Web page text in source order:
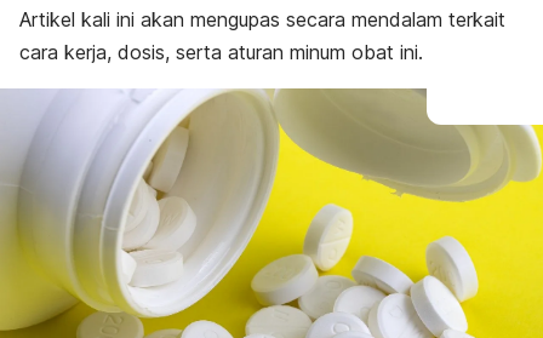
Peringatan dan perhatian saat pakai obat probenesid
Apakah obat probenesid aman untuk ibu hamil dan
menyusui?
Interaksi obat probenesid dengan obat lain
Artikel kali ini akan mengupas secara mendalam terkait
cara kerja, dosis, serta aturan minum obat ini.